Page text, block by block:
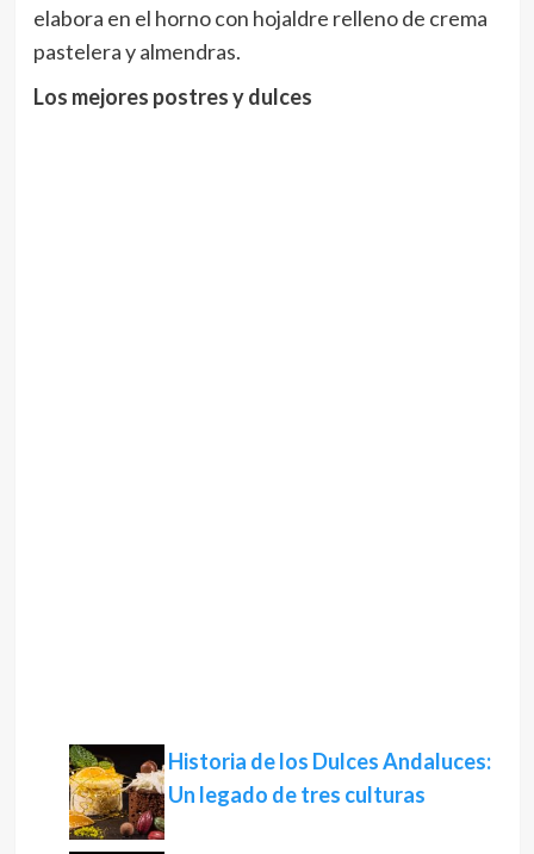
elabora en el horno con hojaldre relleno de crema
pastelera y almendras.
Los mejores postres y dulces
Historia de los Dulces Andaluces:
Un legado de tres culturas